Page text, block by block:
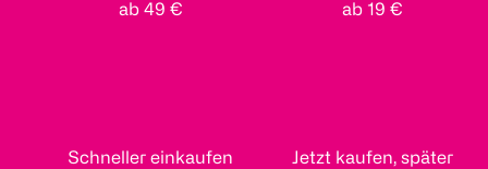
ab 49 €
ab 19 €
Schneller einkaufen
Jetzt kaufen, später